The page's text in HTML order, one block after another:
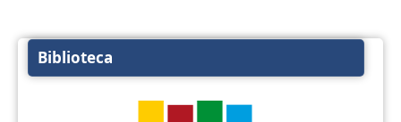
Biblioteca